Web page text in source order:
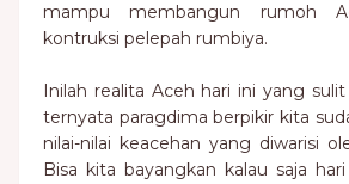
mampu membangun rumoh
kontruksi pelepah rumbiya.
Inilah realita Aceh hari ini yang
ternyata paragdima berpikir kita
nilai-nilai keacehan yang diwarisi
Bisa kita bayangkan kalau saja